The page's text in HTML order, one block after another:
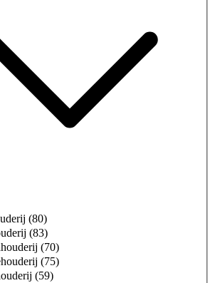
Geitenhouderij (80)
Kalverhouderij (83)
Konijnenhouderij (70)
Pluimveehouderij (75)
Varkenshouderij (59)